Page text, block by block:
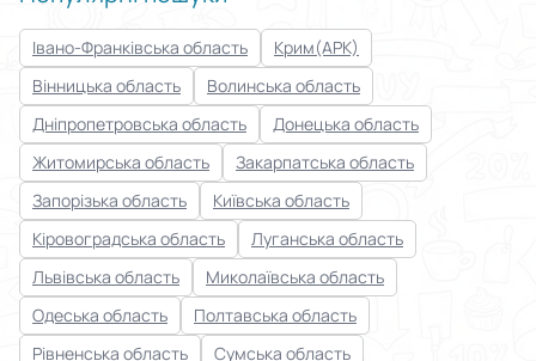
Івано-Франківська область
Крим(АРК)
Вінницька область
Волинська область
Дніпропетровська область
Донецька область
Житомирська область
Закарпатська область
Запорізька область
Київська область
Кіровоградська область
Луганська область
Львівська область
Миколаївська область
Одеська область
Полтавська область
Рівненська область
Сумська область